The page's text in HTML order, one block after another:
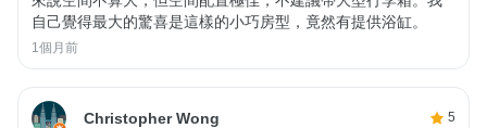
自己覺得最大的驚喜是這樣的小巧房型，竟然有提供浴缸。
1個月前
Christopher Wong 5